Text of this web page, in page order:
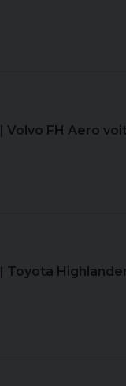
| Volvo FH Aero
| Toyota